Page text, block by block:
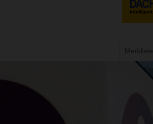
Merkliste